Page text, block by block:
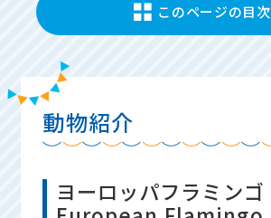
このページの目次
動物紹介
ヨーロッパフラミンゴ